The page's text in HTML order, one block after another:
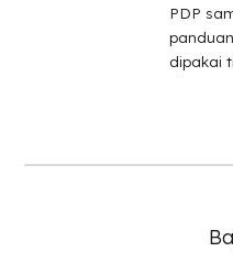
PDP
dipakai